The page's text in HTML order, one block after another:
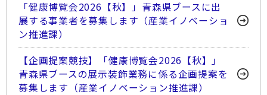
「健康博覧会2026【秋】」青森県ブースに出
展する事業者を募集します（産業イノベーショ
ン推進課）
【企画提案競技】「健康博覧会2026【秋】」
青森県ブースの展示装飾業務に係る企画提案を
募集します（産業イノベーション推進課）